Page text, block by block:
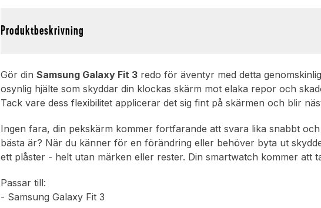
Produktbeskrivning
Gör dinSamsung Galaxy Fit 3 redo för äventyr med detta
osynlig hjälte som skyddar din klockas skärm mot elaka repor och
Tack vare dess flexibilitet applicerar det sig fint på skärmen och blir
Ingen fara, din pekskärm kommer fortfarande att svara lika snabbt
bästa är? När du känner för en förändring eller behöver byta ut
ett plåster - helt utan märken eller rester. Din smartwatch kommer att
Passar till:
- Samsung Galaxy Fit 3